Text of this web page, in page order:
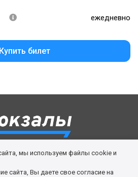
ежедневно
Купить билет
Политика cookies
мы используем файлы cookie и
сайта, Вы даете свое согласие на